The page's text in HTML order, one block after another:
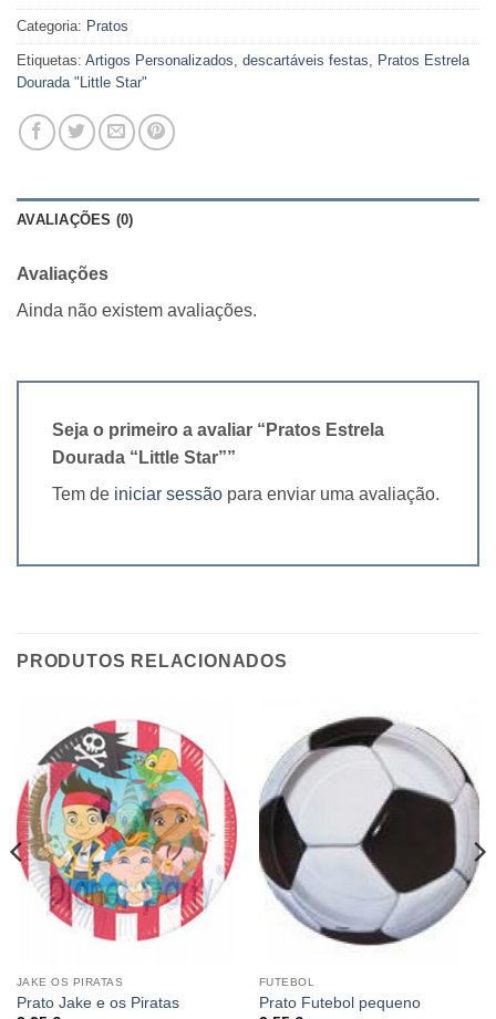
Categoria: Pratos
Etiquetas: Artigos Personalizados, descartáveis festas, Pratos Estrela
Dourada "Little Star"
AVALIAÇÕES (0)
Avaliações
Ainda não existem avaliações.
Seja o primeiro a avaliar “Pratos Estrela
Dourada “Little Star””
Tem de iniciar sessão para enviar uma avaliação.
PRODUTOS RELACIONADOS
JAKE OS PIRATAS
Prato Jake e os Piratas
FUTEBOL
Prato Futebol pequeno